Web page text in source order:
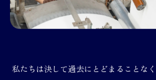
私たちは決して過去にとどまることな